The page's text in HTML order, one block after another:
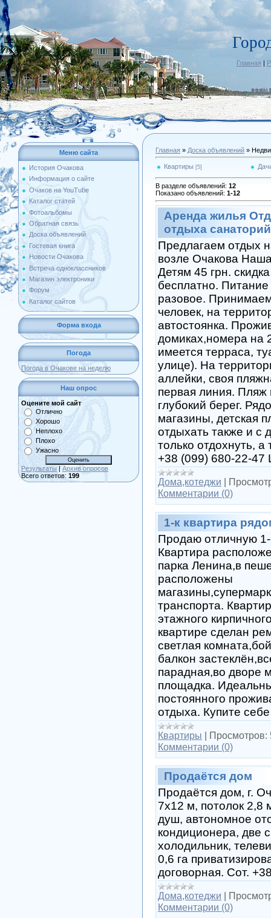
Главная |
Меню сайта
История Очакова
Информация о сайте
Очаков на YouTube
Каталог статей
Фотоальбомы
Обратная связь
Доска объявлений
Гостевая книга
Новости Очакова
Встреча одноклассников
Магазин электроники
Форум
Каталог сайтов
Форма входа
Погода
Погода в Очакове на неделю
Наш опрос
Оцените мой сайт
Отлично
Хорошо
Неплохо
Плохо
Ужасно
Результаты | Архив опросов
Всего ответов: 199
Главная » Доска объявлений »
Квартиры [5]
В разделе объявлений: 12
Показано объявлений: 1-12
Аренда жилья
отдыха
Предлагаем отдых
возле Очакова
Детям 45 грн.
бесплатно.
разовое.
человек, на
автостоянка.
домиках,номера на
имеется терраса,
улице). На
аллейки, своя
первая линия. Пляж
глубокий берег.
магазины, детская
отдыхать также и с
только отдохнуть,
+38 (099) 680-22-47
Дома,котеджи |
Комментарии (0)
1-к квартира
Продаю отличную 1-
Квартира
парка Ленина,в
расположены
транспорта.
этажного
квартире сделан
светлая
балкон
парадная,во дворе
площадка.
постоянного
отдыха. Купите
Квартиры | Просмотров:
Комментарии (0)
Продаётся дом
Продаётся дом, г.
7х12 м, потолок 2,8
душ, автономное
кондиционера, две
холодильник,
0,6 га
договорная. Сот.
Дома,котеджи |
Комментарии (0)